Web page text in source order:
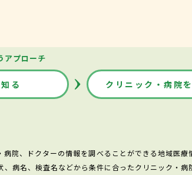
アプローチ
る クリニック・病院
院、ドクターの情報を調べることができる地域医療
病名、検査名などから条件に合ったクリニック・病